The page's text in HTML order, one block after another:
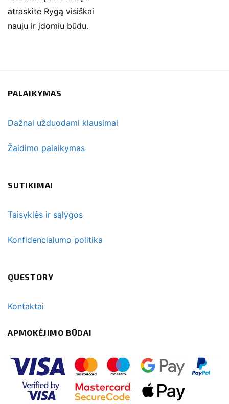
atraskite Rygą visiškai
nauju ir įdomiu būdu.
PALAIKYMAS
Dažnai užduodami klausimai
Žaidimo palaikymas
SUTIKIMAI
Taisyklės ir sąlygos
Konfidencialumo politika
QUESTORY
Kontaktai
APMOKĖJIMO BŪDAI